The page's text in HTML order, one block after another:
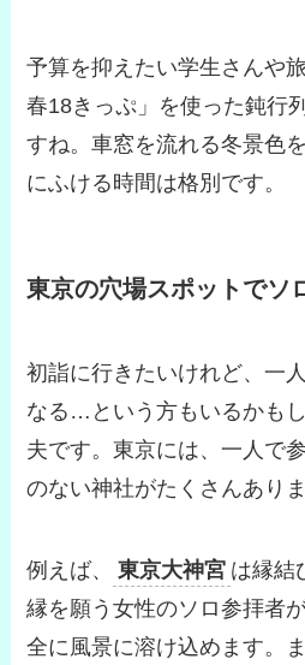
予算を抑えたい学生さんや
春18きっぷ」を使った鈍行
すね。車窓を流れる冬景色
にふける時間は格別です。
東京の穴場スポットでソ
初詣に行きたいけれど、一
なる…という方もいるかも
夫です。東京には、一人で
のない神社がたくさんありま
例えば、 東京大神宮 は縁結
縁を願う女性のソロ参拝者
全に風景に溶け込めます。